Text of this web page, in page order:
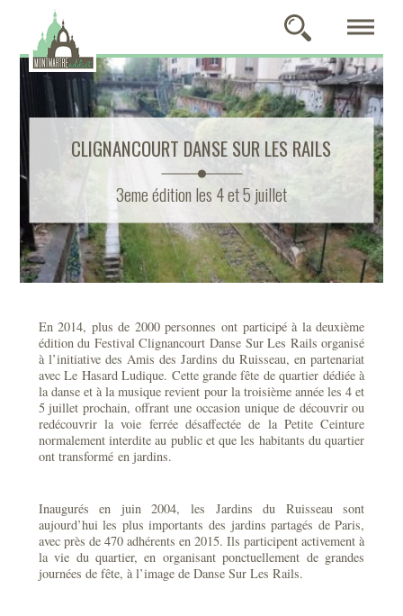
CLIGNANCOURT DANSE SUR LES RAILS
3eme édition les 4 et 5 juillet
En 2014, plus de 2000 personnes ont participé à la deuxième
édition du Festival Clignancourt Danse Sur Les Rails organisé
à l’initiative des Amis des Jardins du Ruisseau, en partenariat
avec Le Hasard Ludique. Cette grande fête de quartier dédiée à
la danse et à la musique revient pour la troisième année les 4 et
5 juillet prochain, offrant une occasion unique de découvrir ou
redécouvrir la voie ferrée désaffectée de la Petite Ceinture
normalement interdite au public et que les habitants du quartier
ont transformé en jardins.
Inaugurés en juin 2004, les Jardins du Ruisseau sont
aujourd’hui les plus importants des jardins partagés de Paris,
avec près de 470 adhérents en 2015. Ils participent activement à
la vie du quartier, en organisant ponctuellement de grandes
journées de fête, à l’image de Danse Sur Les Rails.